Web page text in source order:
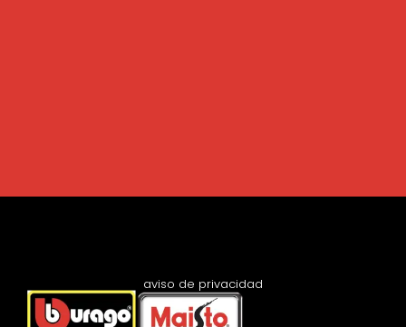
aviso de privacidad